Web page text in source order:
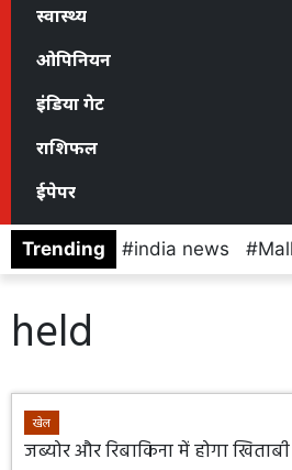
स्वास्थ्य
ओपिनियन
इंडिया गेट
राशिफल
ईपेपर
Trending india news
held
खेल
जब्योर और रिबाकिना में होगा